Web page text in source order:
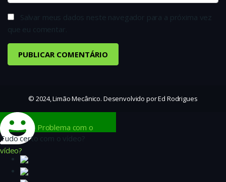
Salvar meus dados neste navegador para a próxima vez
que eu comentar.
© 2024, Limão Mecânico. Desenvolvido por Ed Rodrigues
Problema com o
vídeo?
Tudo certo com o vídeo?